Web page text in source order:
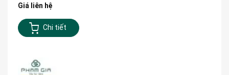
Giá liên hệ
Chi tiết